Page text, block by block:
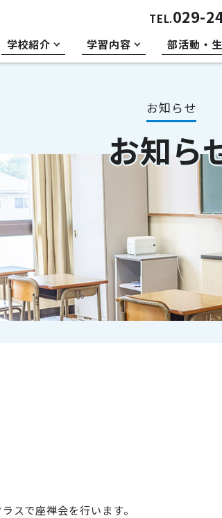
学校紹介 学習内容 部活動・
TEL.029-
お知らせ
お知ら
スで座禅会を行います。